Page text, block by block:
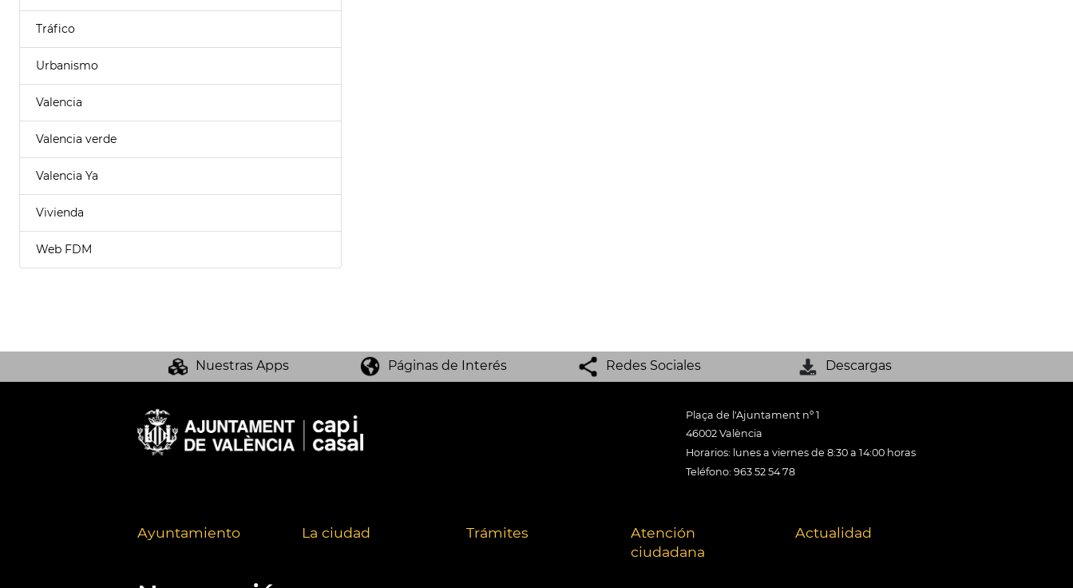
Tráfico
Urbanismo
Valencia
Valencia verde
Valencia Ya
Vivienda
Web FDM
Nuestras Apps Páginas de Interés Redes Sociales Descargas
Plaça de l'Ajuntament nº 1
46002 València
Horarios: lunes a viernes de 8:30 a 14:00 horas
Teléfono: 963 52 54 78
Ayuntamiento La ciudad Trámites
Atención
ciudadana
Actualidad